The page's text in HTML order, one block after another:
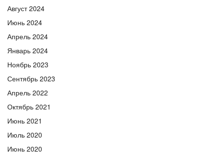
Август 2024
Июнь 2024
Апрель 2024
Январь 2024
Ноябрь 2023
Сентябрь 2023
Апрель 2022
Октябрь 2021
Июнь 2021
Июль 2020
Июнь 2020